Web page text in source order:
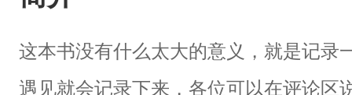
这本书没有什么太大的意义，就是记录
遇见就会记录下来，各位可以在评论区